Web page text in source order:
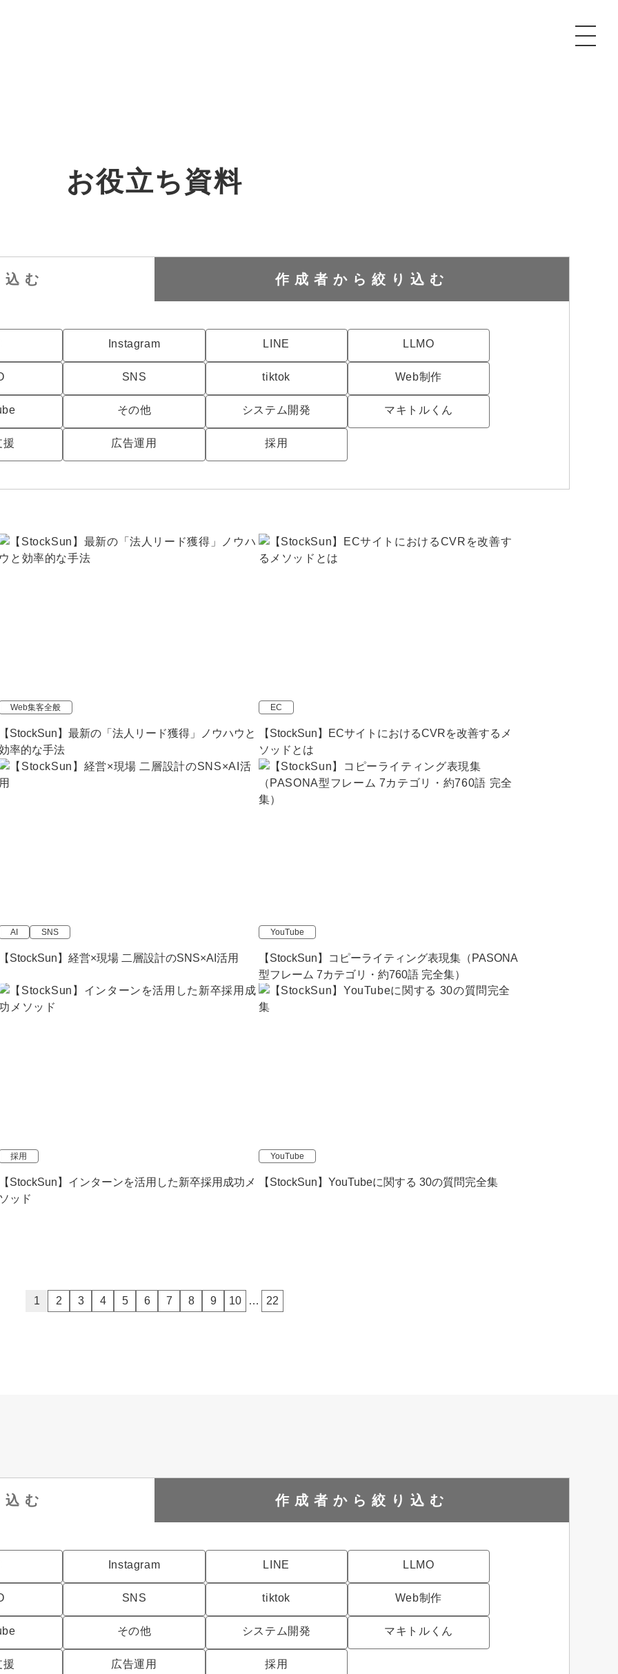
YouTubeディレクター
会社概要・役員紹介
代表メッセージ（岩野圭佑）
取締役メッセージ（株本祐己）
営業
常勤監査役
内部監査室長
募集要項一覧
お役立ち資料
む 作成者から 絞り込む
Instagram LINE LLMO
SNS tiktok Web制作
その他 システム開発 マキトルくん
援 広告運用 採用
Web集客全般
【StockSun】最新の「法人リード獲得」ノウハウと
率的な手法
EC
【StockSun】ECサイトにおけるCVRを改善するメ
ソッドとは
AI SNS
【StockSun】経営×現場 二層設計のSNS×AI活用
YouTube
【StockSun】コピーライティング表現集（PASONA
型フレーム 7カテゴリ・約760語 完全集）
採用
【StockSun】インターンを活用した新卒採用成功メ
ソッド
YouTube
【StockSun】YouTubeに関する 30の質問完全集
1 2 3 4 5 6 7 8 9 10 … 22
む 作成者から 絞り込む
Instagram LINE LLMO
SNS tiktok Web制作
その他 システム開発 マキトルくん
援 広告運用 採用